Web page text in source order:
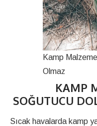
Kamp
Olmaz
KAMP
SOĞUTUCU
Sıcak havalarda kamp